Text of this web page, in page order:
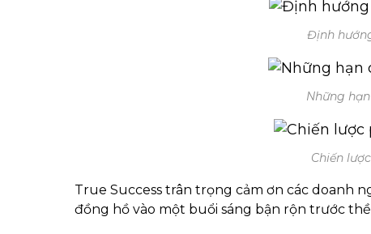
Định
Những
Chiến
True Success trân trọng cảm ơn các doanh
đồng hồ vào một buổi sáng bận rộn trước